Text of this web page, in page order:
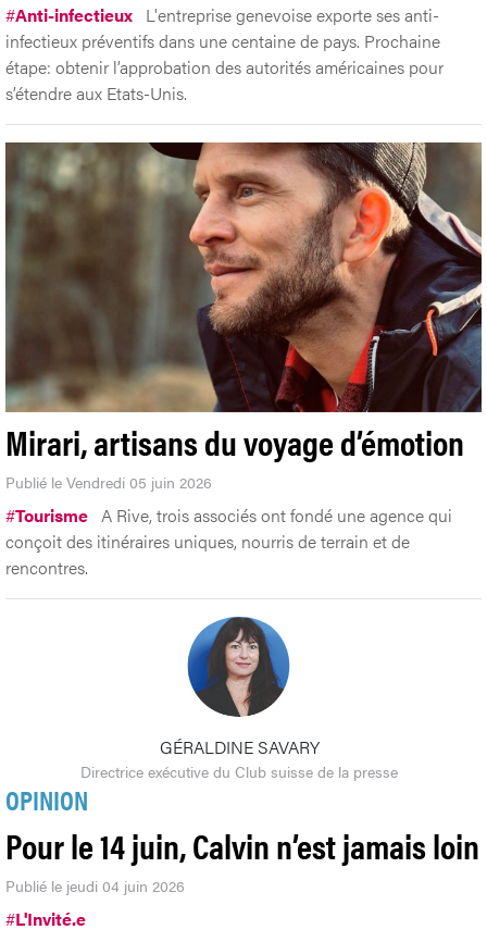
#Anti-infectieux L'entreprise genevoise exporte ses anti-
infectieux préventifs dans une centaine de pays. Prochaine
étape: obtenir l’approbation des autorités américaines pour
s’étendre aux Etats-Unis.
Mirari, artisans du voyage d’émotion
Publié le Vendredi 05 juin 2026
#Tourisme A Rive, trois associés ont fondé une agence qui
conçoit des itinéraires uniques, nourris de terrain et de
rencontres.
GÉRALDINE SAVARY
Directrice exécutive du Club suisse de la presse
OPINION
Pour le 14 juin, Calvin n’est jamais loin
Publié le jeudi 04 juin 2026
#L'Invité.e